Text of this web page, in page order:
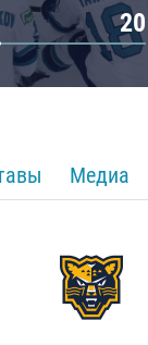
20
Медиа